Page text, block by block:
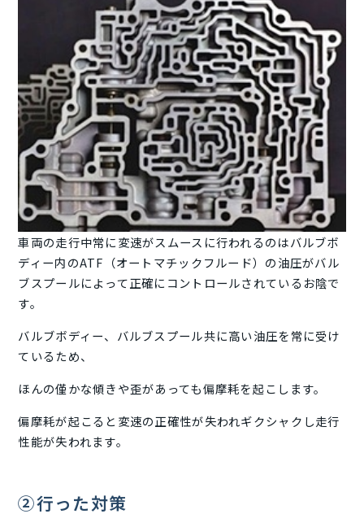
車両の走行中常に変速がスムースに行われるのはバルブボ
ディー内のATF（オートマチックフルード）の油圧がバル
ブスプールによって正確にコントロールされているお陰で
す。
バルブボディー、バルブスプール共に高い油圧を常に受け
ているため、
ほんの僅かな傾きや歪があっても偏摩耗を起こします。
偏摩耗が起こると変速の正確性が失われギクシャクし走行
性能が失われます。
②行った対策